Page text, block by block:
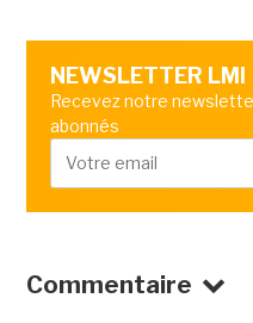
NEWSLETTER LMI
Recevez notre
abonnés
Commentaire